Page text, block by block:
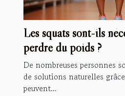
Les squats sont-ils
perdre du poids ?
De nombreuses personnes
de solutions naturelles
peuvent...